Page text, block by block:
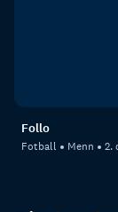
Follo
Fotball Menn 2.